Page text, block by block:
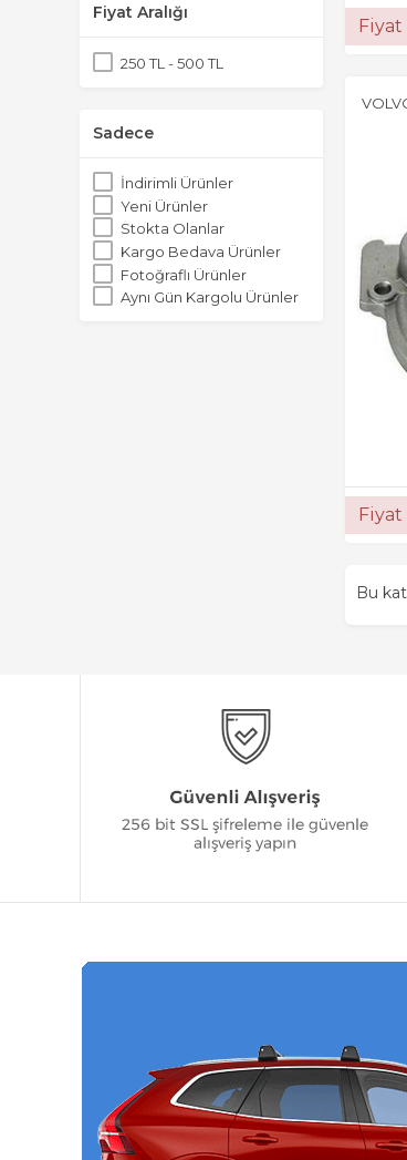
Fiyat Aralığı
250 TL - 500 TL
Sadece
İndirimli Ürünler
Yeni Ürünler
Stokta Olanlar
Kargo Bedava Ürünler
Fotoğraflı Ürünler
Aynı Gün Kargolu Ürünler
Bu